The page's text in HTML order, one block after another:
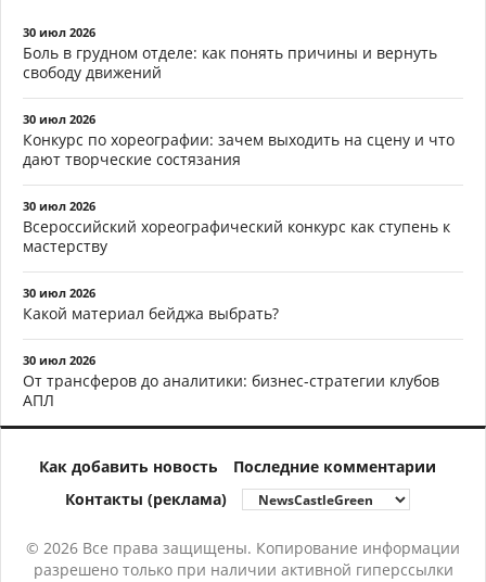
30 июл 2026
Боль в грудном отделе: как понять причины и вернуть
свободу движений
30 июл 2026
Конкурс по хореографии: зачем выходить на сцену и что
дают творческие состязания
30 июл 2026
Всероссийский хореографический конкурс как ступень к
мастерству
30 июл 2026
Какой материал бейджа выбрать?
30 июл 2026
От трансферов до аналитики: бизнес-стратегии клубов
АПЛ
Как добавить новость
Последние комментарии
Контакты (реклама)
© 2026 Все права защищены. Копирование информации
разрешено только при наличии активной гиперссылки